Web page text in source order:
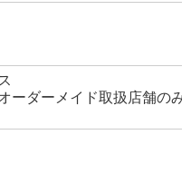
ーダーメイド取扱店舗のみ